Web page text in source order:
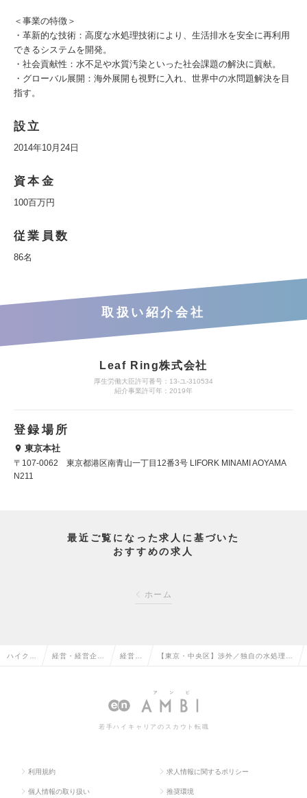
＜事業の特徴＞
・革新的な技術：高度な水処理技術により、生活排水を安全に再利用
できるシステムを開発。
・社会貢献性：水不足や水質汚染といった社会課題の解決に貢献。
・グローバル展開：海外展開も視野に入れ、世界中の水問題解決を目
指す。
設立
2014年10月24日
資本金
100百万円
従業員数
86名
取扱い紹介会社
Leaf Ring株式会社
厚生労働大臣許可番号：13-ユ-310534
紹介事業許可年：2019年
登録場所
東京本社
〒107-0062 東京都港区南青山一丁目12番3号 LIFORK MINAMI AOYAMA
N211
最近ご覧になった求人に基づいた
おすすめの求人
ホーム
ハイクラ 経営・経営企 経営企
職
【東京・中央区】渉外／独自の水処理シ
の求人情報
若手ハイキャリアのスカウト転職
利用規約 求人情報に関するポリシー
個人情報の取り扱い 推奨環境